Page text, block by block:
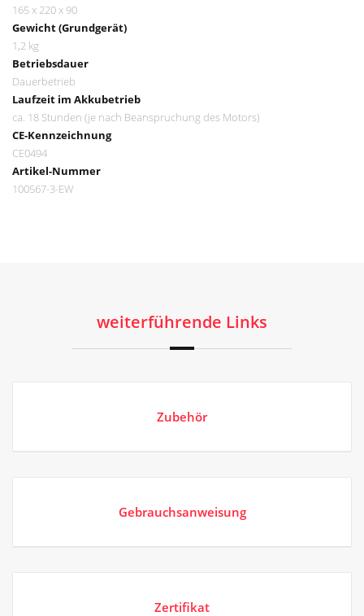
165 x 220 x 90
Gewicht (Grundgerät)
1,2 kg
Betriebsdauer
Dauerbetrieb
Laufzeit im Akkubetrieb
ca. 18 Stunden (je nach Beanspruchung des Motors)
CE-Kennzeichnung
CE0494
Artikel-Nummer
100567-3-EW
weiterführende Links
Zubehör
Gebrauchsanweisung
Zertifikat